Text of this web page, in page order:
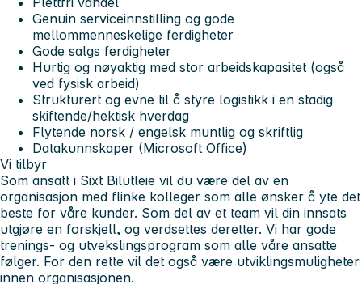
Genuin serviceinnstilling og gode
mellommenneskelige ferdigheter
Gode salgs ferdigheter
Hurtig og nøyaktig med stor arbeidskapasitet (også
ved fysisk arbeid)
Strukturert og evne til å styre logistikk i en stadig
skiftende/hektisk hverdag
Flytende norsk / engelsk muntlig og skriftlig
Datakunnskaper (Microsoft Office)
Vi tilbyr
Som ansatt i Sixt Bilutleie vil du være del av en
organisasjon med flinke kolleger som alle ønsker å yte det
beste for våre kunder. Som del av et team vil din innsats
utgjøre en forskjell, og verdsettes deretter. Vi har gode
trenings- og utvekslingsprogram som alle våre ansatte
følger. For den rette vil det også være utviklingsmuligheter
innen organisasjonen.